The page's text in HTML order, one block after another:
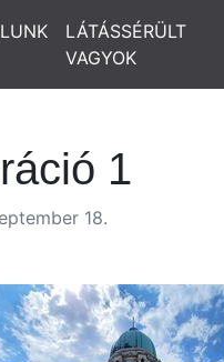
LÁTÁSSÉRÜLT
VAGYOK
1
18.